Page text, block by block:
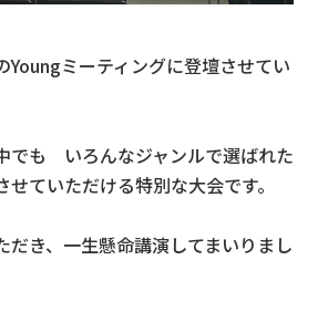
Youngミーティングに登壇させてい
でも いろんなジャンルで選ばれた
ていただける特別な大会です。
だき、一生懸命講演してまいりまし